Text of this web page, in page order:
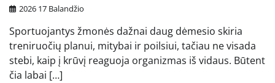
2026 17 Balandžio
Sportuojantys žmonės dažnai daug dėmesio skiria
treniruočių planui, mitybai ir poilsiui, tačiau ne visada
stebi, kaip į krūvį reaguoja organizmas iš vidaus. Būtent
čia labai […]